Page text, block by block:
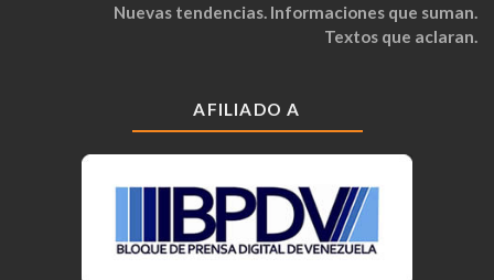
Nuevas tendencias. Informaciones que suman.
Textos que aclaran.
AFILIADO A